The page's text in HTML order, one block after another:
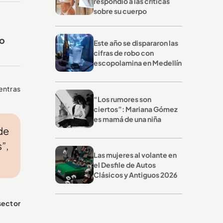
sobre su cuerpo
Este año se dispararon las
cifras de robo con
escopolamina en Medellín
“Los rumores son
ciertos”: Mariana Gómez
es mamá de una niña
Las mujeres al volante en
el Desfile de Autos
Clásicos y Antiguos 2026